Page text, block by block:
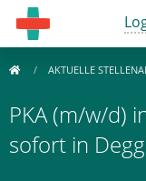
AKTUELLE
PKA (m/w/d)
sofort in